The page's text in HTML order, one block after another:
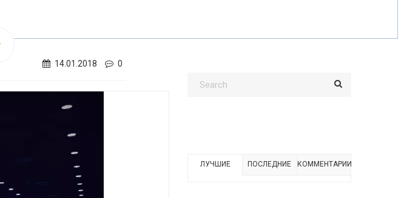
14.01.2018 0
ЛУЧШИЕ ПОСЛЕДНИЕ КОММЕНТАРИИ